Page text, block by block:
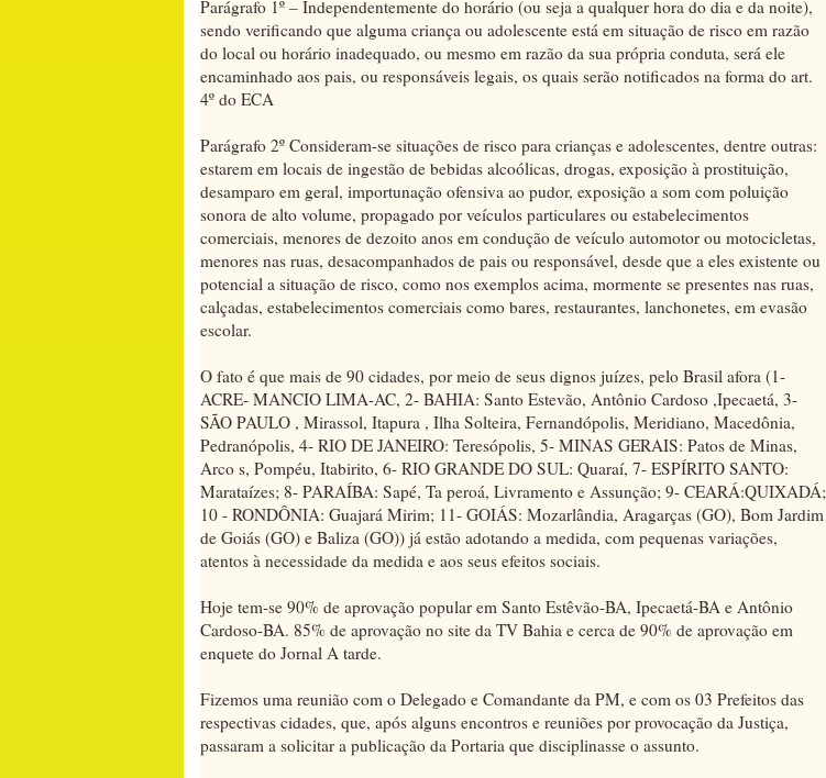
Parágrafo 1º – Independentemente do horário (ou seja a qualquer hora do dia e da noite),
sendo verificando que alguma criança ou adolescente está em situação de risco em razão
do local ou horário inadequado, ou mesmo em razão da sua própria conduta, será ele
encaminhado aos pais, ou responsáveis legais, os quais serão notificados na forma do art.
4º do ECA
Parágrafo 2º Consideram-se situações de risco para crianças e adolescentes, dentre outras:
estarem em locais de ingestão de bebidas alcoólicas, drogas, exposição à prostituição,
desamparo em geral, importunação ofensiva ao pudor, exposição a som com poluição
sonora de alto volume, propagado por veículos particulares ou estabelecimentos
comerciais, menores de dezoito anos em condução de veículo automotor ou motocicletas,
menores nas ruas, desacompanhados de pais ou responsável, desde que a eles existente ou
potencial a situação de risco, como nos exemplos acima, mormente se presentes nas ruas,
calçadas, estabelecimentos comerciais como bares, restaurantes, lanchonetes, em evasão
escolar.
O fato é que mais de 90 cidades, por meio de seus dignos juízes, pelo Brasil afora (1-
ACRE- MANCIO LIMA-AC, 2- BAHIA: Santo Estevão, Antônio Cardoso ,Ipecaetá, 3-
SÃO PAULO , Mirassol, Itapura , Ilha Solteira, Fernandópolis, Meridiano, Macedônia,
Pedranópolis, 4- RIO DE JANEIRO: Teresópolis, 5- MINAS GERAIS: Patos de Minas,
Arco s, Pompéu, Itabirito, 6- RIO GRANDE DO SUL: Quaraí, 7- ESPÍRITO SANTO:
Marataízes; 8- PARAÍBA: Sapé, Ta peroá, Livramento e Assunção; 9- CEARÁ:QUIXADÁ;
10 - RONDÔNIA: Guajará Mirim; 11- GOIÁS: Mozarlândia, Aragarças (GO), Bom Jardim
de Goiás (GO) e Baliza (GO)) já estão adotando a medida, com pequenas variações,
atentos à necessidade da medida e aos seus efeitos sociais.
Hoje tem-se 90% de aprovação popular em Santo Estêvão-BA, Ipecaetá-BA e Antônio
Cardoso-BA. 85% de aprovação no site da TV Bahia e cerca de 90% de aprovação em
enquete do Jornal A tarde.
Fizemos uma reunião com o Delegado e Comandante da PM, e com os 03 Prefeitos das
respectivas cidades, que, após alguns encontros e reuniões por provocação da Justiça,
passaram a solicitar a publicação da Portaria que disciplinasse o assunto.